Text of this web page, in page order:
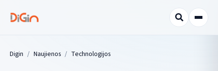
Digin Naujienos Technologijos